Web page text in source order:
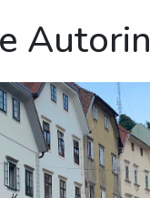
Autorin